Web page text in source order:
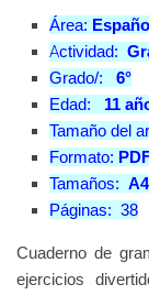
Área:
Actividad:
Grado/: 6°
Edad: 11
Tamaño del
Formato:
Tamaños:
Páginas: 38
Cuaderno de
ejercicios